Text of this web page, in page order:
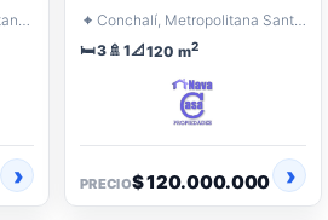
Independencia, Metropolitana Santiago
⌖
Conchalí, Metropolitana Santiago
🛏️3 🚿 1📐120 m2
PRECIO$ 120.000.000